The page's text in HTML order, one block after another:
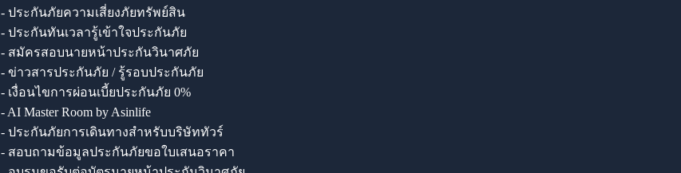
- ประกันภัยความเสี่ยงภัยทรัพย์สิน
- ประกันทันเวลารู้เข้าใจประกันภัย
- สมัครสอบนายหน้าประกันวินาศภัย
- ข่าวสารประกันภัย / รู้รอบประกันภัย
- เงื่อนไขการผ่อนเบี้ยประกันภัย 0%
- AI Master Room by Asinlife
- ประกันภัยการเดินทางสำหรับบริษัททัวร์
- สอบถามข้อมูลประกันภัยขอใบเสนอราคา